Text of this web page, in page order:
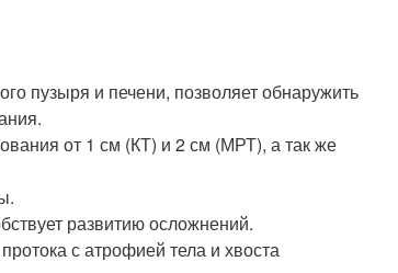
пузыря и печени, позволяет обнаружить
от 1 см (КТ) и 2 см (МРТ), а так же
развитию осложнений.
с атрофией тела и хвоста